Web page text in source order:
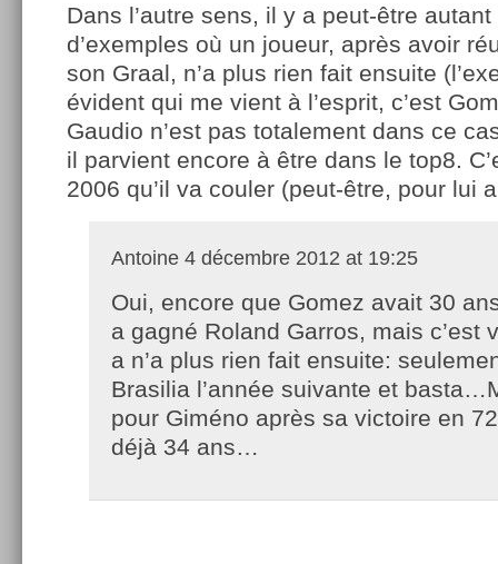
Dans l’autre sens, il y a peut-être
d’exemples où un joueur, après avoir
son Graal, n’a plus rien fait ensuite
évident qui me vient à l’esprit, c’est
Gaudio n’est pas totalement dans ce
il parvient encore à être dans le top8.
2006 qu’il va couler (peut-être, pour lui
Antoine 4 décembre 2012 at 19:25
Oui, encore que Gomez avait 30
a gagné Roland Garros, mais c’est
a n’a plus rien fait ensuite:
Brasilia l’année suivante et
pour Giméno après sa victoire en
déjà 34 ans…